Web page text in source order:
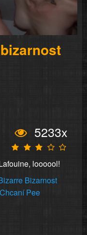
5233x
loooool!
Bizarnost
Chcaní Pee